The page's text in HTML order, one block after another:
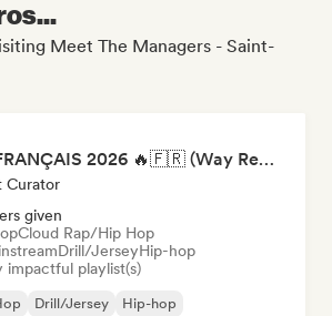
Meet The Managers - Saint-
RAP FRANÇAIS 2026 🔥🇫🇷 (Way Records)
Curator
given
Cloud Rap/Hip Hop
Drill/JerseyHip-hop
impactful playlist(s)
Drill/Jersey
Hip-hop